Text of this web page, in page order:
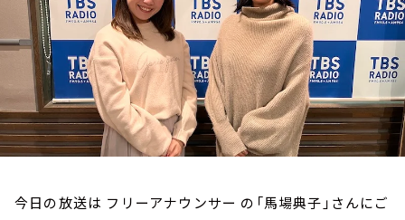
今日の放送は フリーアナウンサー の「馬場典子」さんにご